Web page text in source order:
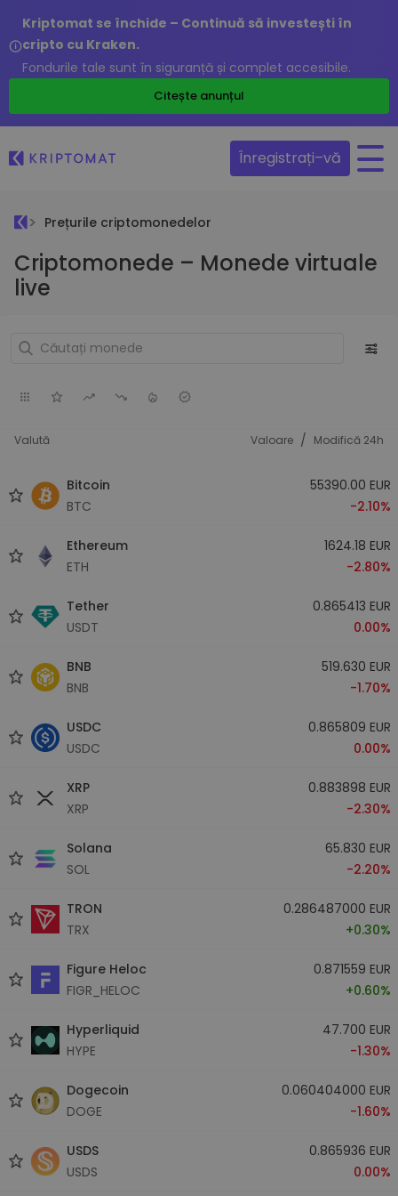
Kriptomat se închide – Continuă să investești în
cripto cu Kraken.
Fondurile tale sunt în siguranță și complet accesibile.
Citește anunțul
Înregistrați–vă
Prețurile criptomonedelor
Criptomonede – Monede virtuale
live
Valută Valoare / Modifică 24h
Bitcoin
BTC
55390.00 EUR
-2.10%
Ethereum
ETH
1624.18 EUR
-2.80%
Tether
USDT
0.865413 EUR
0.00%
BNB
BNB
519.630 EUR
-1.70%
USDC
USDC
0.865809 EUR
0.00%
XRP
XRP
0.883898 EUR
-2.30%
Solana
SOL
65.830 EUR
-2.20%
TRON
TRX
0.286487000 EUR
+0.30%
Figure Heloc
FIGR_HELOC
0.871559 EUR
+0.60%
Hyperliquid
HYPE
47.700 EUR
-1.30%
Dogecoin
DOGE
0.060404000 EUR
-1.60%
USDS
USDS
0.865936 EUR
0.00%